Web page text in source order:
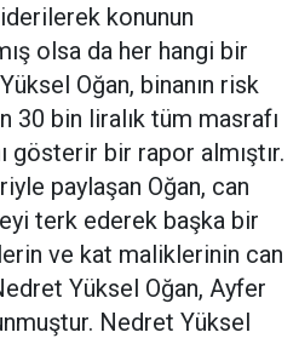
konunun
olsa da her hangi bir
Oğan, binanın risk
bin liralık tüm masrafı
gösterir bir rapor almıştır.
paylaşan Oğan, can
terk ederek başka bir
ve kat maliklerinin can
Yüksel Oğan, Ayfer
Nedret Yüksel